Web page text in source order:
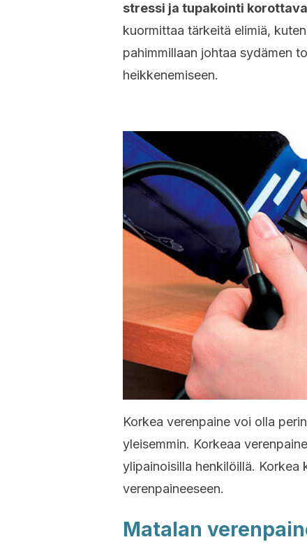
stressi ja tupakointi
kuormittaa tärkeitä elimiä,
pahimmillaan johtaa sydämen
heikkenemiseen.
Korkea verenpaine voi olla
yleisemmin. Korkeaa
ylipainoisilla henkilöillä.
verenpaineeseen.
Matalan